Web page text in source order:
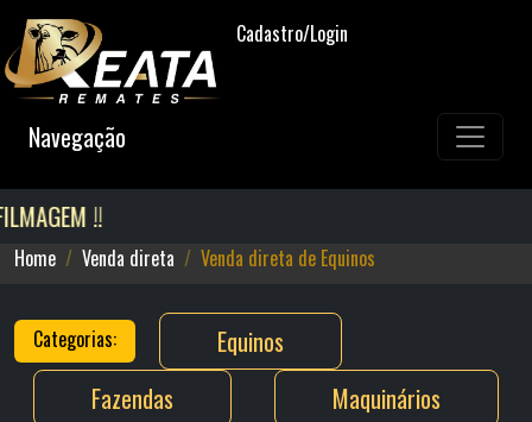
Cadastro/Login
Navegação
!!
Home Venda direta Venda direta de Equinos
Categorias:
Equinos
Fazendas
Maquinários